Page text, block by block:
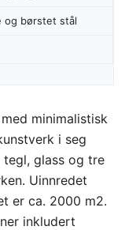
og børstet stål
minimalistisk
i seg
glass og tre
Uinnredet
er ca. 2000 m2.
inkludert